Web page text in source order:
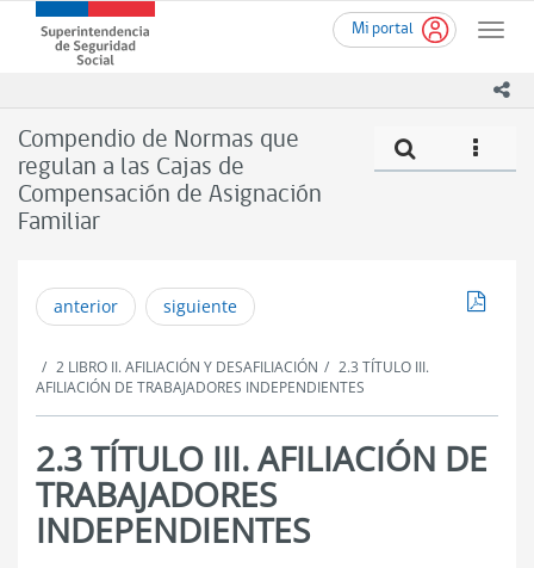
contenido
Mi portal
Toggle
Superintendencia
de
(SUSESO)
-
Gobierno
de
Chile
Compendio de Normas que
regulan a las Cajas de
Compensación de Asignación
Familiar
icono
anterior siguiente
2 LIBRO II. AFILIACIÓN Y DESAFILIACIÓN
2.3 TÍTULO III.
AFILIACIÓN DE TRABAJADORES INDEPENDIENTES
2.3 TÍTULO III. AFILIACIÓN DE
TRABAJADORES
INDEPENDIENTES